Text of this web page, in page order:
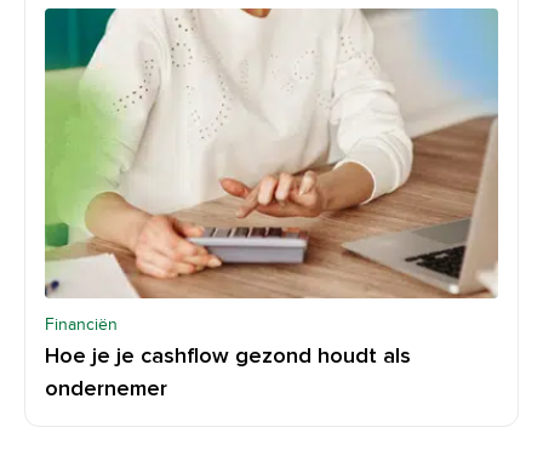
Financiën
Hoe je je cashflow gezond houdt als
ondernemer